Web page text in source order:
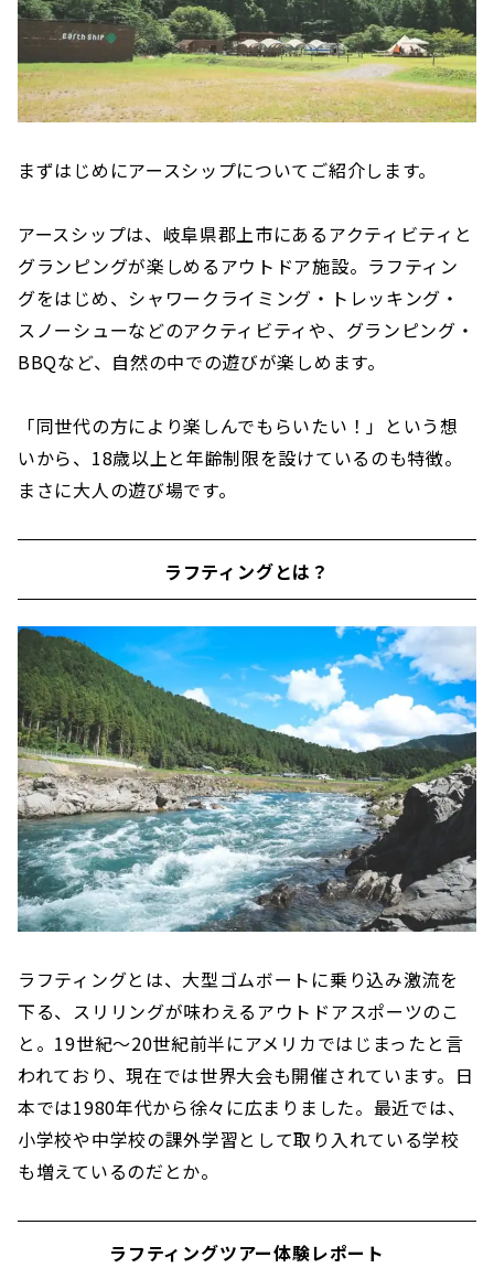
まずはじめにアースシップについてご紹介します。
アースシップは、岐阜県郡上市にあるアクティビティと
グランピングが楽しめるアウトドア施設。ラフティン
グをはじめ、シャワークライミング・トレッキング・
スノーシューなどのアクティビティや、グランピング・
BBQなど、自然の中での遊びが楽しめます。
「同世代の方により楽しんでもらいたい！」という想
いから、18歳以上と年齢制限を設けているのも特徴。
まさに大人の遊び場です。
ラフティングとは？
ラフティングとは、大型ゴムボートに乗り込み激流を
下る、スリリングが味わえるアウトドアスポーツのこ
と。19世紀〜20世紀前半にアメリカではじまったと言
われており、現在では世界大会も開催されています。日
本では1980年代から徐々に広まりました。最近では、
小学校や中学校の課外学習として取り入れている学校
も増えているのだとか。
ラフティングツアー体験レポート